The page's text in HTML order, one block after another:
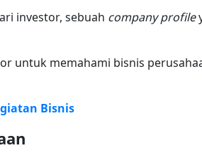
investor, sebuah company profile
untuk memahami bisnis
Bisnis